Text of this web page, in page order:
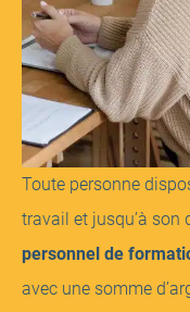
Toute personne
travail et jusqu’à son
personnel de
avec une somme